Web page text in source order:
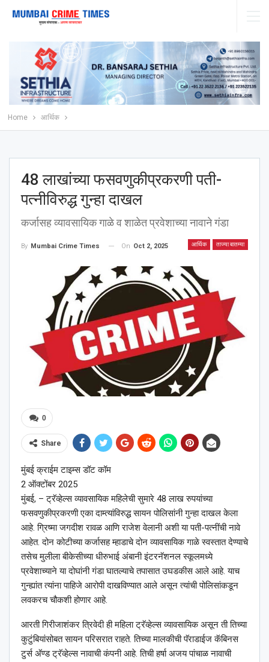
Home आर्थिक
48 लाखांच्या फसवणुकीप्रकरणी पती-
पत्नीविरुद्ध गुन्हा दाखल
कर्जासह व्यावसायिक गाळे व शाळेत प्रवेशाच्या नावाने गंडा
आर्थिक ताज्या बातम्या
By Mumbai Crime Times On Oct 2, 2025
0
Share
मुंबई क्राईम टाइम्स डॉट कॉम
2 ऑक्टोंबर 2025
मुंबई, – ट्रॅव्हेल्स व्यावसायिक महिलेची सुमारे 48 लाख रुपयांच्या
फसवणुकीप्रकरणी एका दाम्त्यांविरुद्ध सायन पोलिसांनी गुन्हा दाखल केला
आहे. ग्रिष्मा जगदीश रावळ आणि राजेश वेलानी अशी या पती-पत्नींची नावे
आहेत. दोन कोटीच्या कर्जासह म्हाडाचे दोन व्यावसायिक गाळे स्वस्तात देण्याचे
तसेच मुलीला बीकेसीच्या धीरुभाई अंबानी इंटरनॅशनल स्कूलमध्ये
प्रवेशाच्याने या दोघांनी गंडा घातल्याचे तपासात उघडकीस आले आहे. याच
गुन्ह्यांत त्यांना पाहिजे आरोपी दाखविण्यात आले असून त्यांची पोलिसांकडून
लवकरच चौकशी होणार आहे.
आरती गिरीजाशंकर त्रिवेदी ही महिला ट्रॅव्हेल्स व्यावसायिक असून ती तिच्या
कुटुंबियांसोबत सायन परिसरात राहते. तिच्या मालकीची पॅराडाईज कॅबिनस
टुर्स अ‍ॅण्ड ट्रॅव्हेल्स नावाची कंपनी आहे. तिची हर्षा अजय पांचाळ नावाची